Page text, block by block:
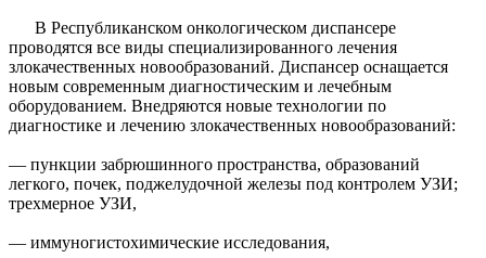
В Республиканском онкологическом диспансере
проводятся все виды специализированного лечения
злокачественных новообразований. Диспансер оснащается
новым современным диагностическим и лечебным
оборудованием. Внедряются новые технологии по
диагностике и лечению злокачественных новообразований:
— пункции забрюшинного пространства, образований
легкого, почек, поджелудочной железы под контролем УЗИ;
трехмерное УЗИ,
— иммуногистохимические исследования,